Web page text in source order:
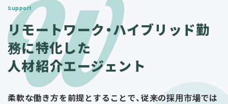
Support
リモートワーク・ハイブリッド勤
務に特化した
人材紹介エージェント
柔軟な働き方を前提とすることで、従来の採用市場では